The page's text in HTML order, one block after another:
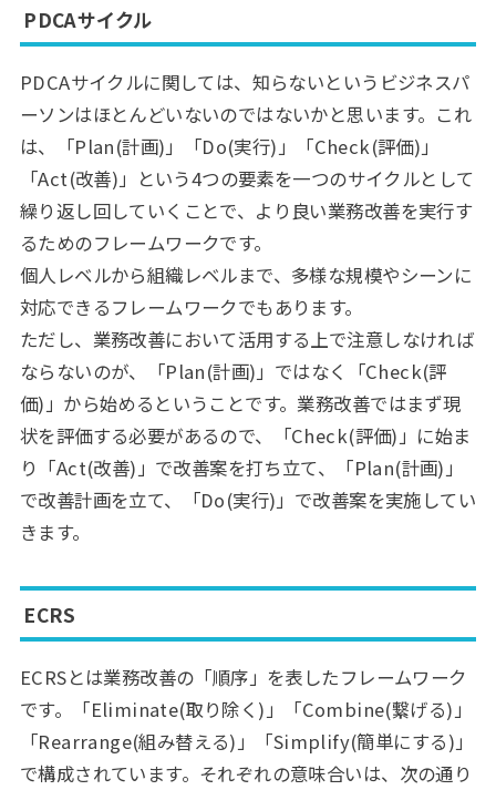
PDCAサイクル
PDCAサイクルに関しては、知らないというビジネスパ
ーソンはほとんどいないのではないかと思います。これ
は、「Plan(計画)」「Do(実行)」「Check(評価)」
「Act(改善)」という4つの要素を一つのサイクルとして
繰り返し回していくことで、より良い業務改善を実行す
るためのフレームワークです。
個人レベルから組織レベルまで、多様な規模やシーンに
対応できるフレームワークでもあります。
ただし、業務改善において活用する上で注意しなければ
ならないのが、「Plan(計画)」ではなく「Check(評
価)」から始めるということです。業務改善ではまず現
状を評価する必要があるので、「Check(評価)」に始ま
り「Act(改善)」で改善案を打ち立て、「Plan(計画)」
で改善計画を立て、「Do(実行)」で改善案を実施してい
きます。
ECRS
ECRSとは業務改善の「順序」を表したフレームワーク
です。「Eliminate(取り除く)」「Combine(繋げる)」
「Rearrange(組み替える)」「Simplify(簡単にする)」
で構成されています。それぞれの意味合いは、次の通り